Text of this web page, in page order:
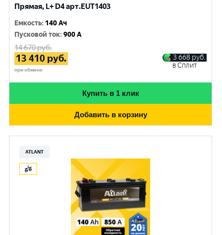
Прямая, L+ D4 арт.EUT1403
Емкость: 140 Ач
Пусковой ток:900 A
14 670руб.
13 410 руб.
при обмене
3 668 руб.
в Сплит
Купить в 1 клик
Добавить в корзину
ATLANT